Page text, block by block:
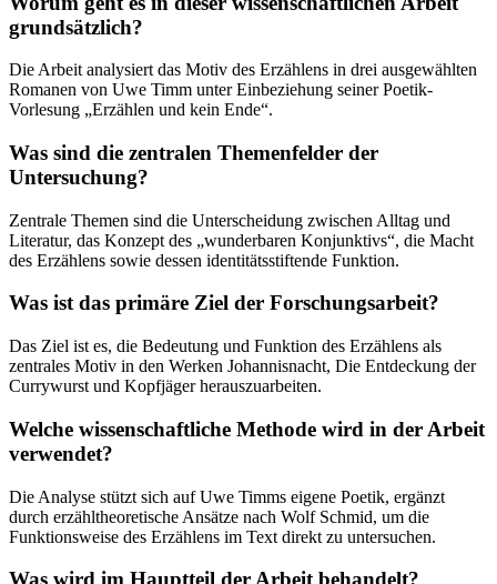
grundsätzlich?
Die Arbeit analysiert das Motiv des Erzählens in drei ausgewählten
Romanen von Uwe Timm unter Einbeziehung seiner Poetik-
Vorlesung „Erzählen und kein Ende“.
Was sind die zentralen Themenfelder der
Untersuchung?
Zentrale Themen sind die Unterscheidung zwischen Alltag und
Literatur, das Konzept des „wunderbaren Konjunktivs“, die Macht
des Erzählens sowie dessen identitätsstiftende Funktion.
Was ist das primäre Ziel der Forschungsarbeit?
Das Ziel ist es, die Bedeutung und Funktion des Erzählens als
zentrales Motiv in den Werken Johannisnacht, Die Entdeckung der
Currywurst und Kopfjäger herauszuarbeiten.
Welche wissenschaftliche Methode wird in der Arbeit
verwendet?
Die Analyse stützt sich auf Uwe Timms eigene Poetik, ergänzt
durch erzähltheoretische Ansätze nach Wolf Schmid, um die
Funktionsweise des Erzählens im Text direkt zu untersuchen.